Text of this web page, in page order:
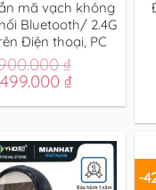
mã vạch không
Bluetooth/ 2.4G
Điện thoại, PC
₫
₫Giá
tại
1.499.000 ₫.
-